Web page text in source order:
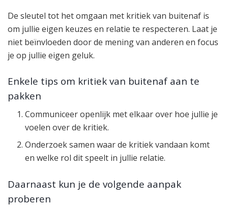
De sleutel tot het omgaan met kritiek van buitenaf is
om jullie eigen keuzes en relatie te respecteren. Laat je
niet beïnvloeden door de mening van anderen en focus
je op jullie eigen geluk.
Enkele tips om kritiek van buitenaf aan te
pakken
Communiceer openlijk met elkaar over hoe jullie je
voelen over de kritiek.
Onderzoek samen waar de kritiek vandaan komt
en welke rol dit speelt in jullie relatie.
Daarnaast kun je de volgende aanpak
proberen